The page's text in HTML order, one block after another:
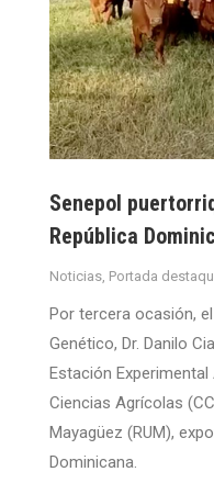
Senepol
República
Noticias Portada
Por tercera ocasión,
Genético, Dr. Danilo
Estación Experimental
Ciencias Agrícolas
Mayagüez (RUM),
Dominicana.